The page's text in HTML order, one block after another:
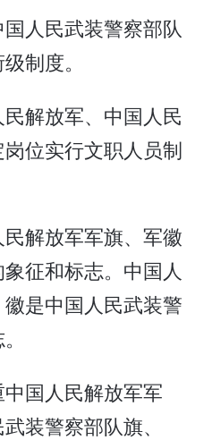
人民武装警察部队
制度。
解放军、中国人民
位实行文职人员制
解放军军旗、军徽
征和标志。中国人
是中国人民武装警
国人民解放军军
装警察部队旗、